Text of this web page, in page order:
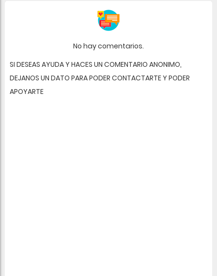
No hay comentarios.
SI DESEAS AYUDA Y HACES UN COMENTARIO ANONIMO,
DEJANOS UN DATO PARA PODER CONTACTARTE Y PODER
APOYARTE